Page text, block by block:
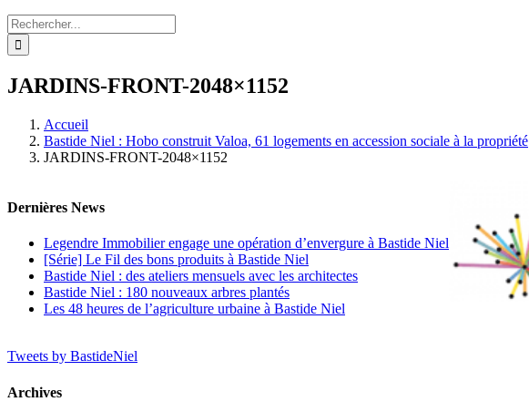
Rechercher
JARDINS-FRONT-2048×1152
Accueil
Bastide Niel : Hobo construit Valoa, 61 logements en accession sociale à la propriété
JARDINS-FRONT-2048×1152
Dernières News
Legendre Immobilier engage une opération d’envergure à Bastide Niel
[Série] Le Fil des bons produits à Bastide Niel
Bastide Niel : des ateliers mensuels avec les architectes
Bastide Niel : 180 nouveaux arbres plantés
Les 48 heures de l’agriculture urbaine à Bastide Niel
Tweets by BastideNiel
Archives